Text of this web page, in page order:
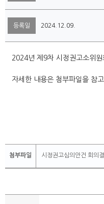
등록일 2024.12.09.
2024년 제9차 시정권고소위원
자세한 내용은 첨부파일을 참
첨부파일 시정권고심의안건 회